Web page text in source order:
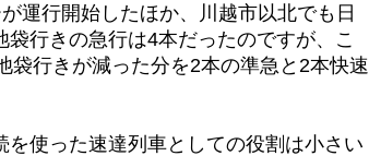
運行開始したほか、川越市以北でも日
行きの急行は4本だったのですが、こ
袋行きが減った分を2本の準急と2本快速
使った速達列車としての役割は小さい